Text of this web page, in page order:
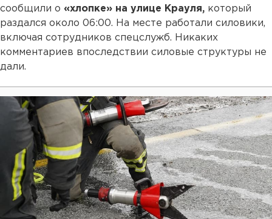
сообщили о «хлопке» на улице Крауля, который
раздался около 06:00. На месте работали силовики,
включая сотрудников спецслужб. Никаких
комментариев впоследствии силовые структуры не
дали.